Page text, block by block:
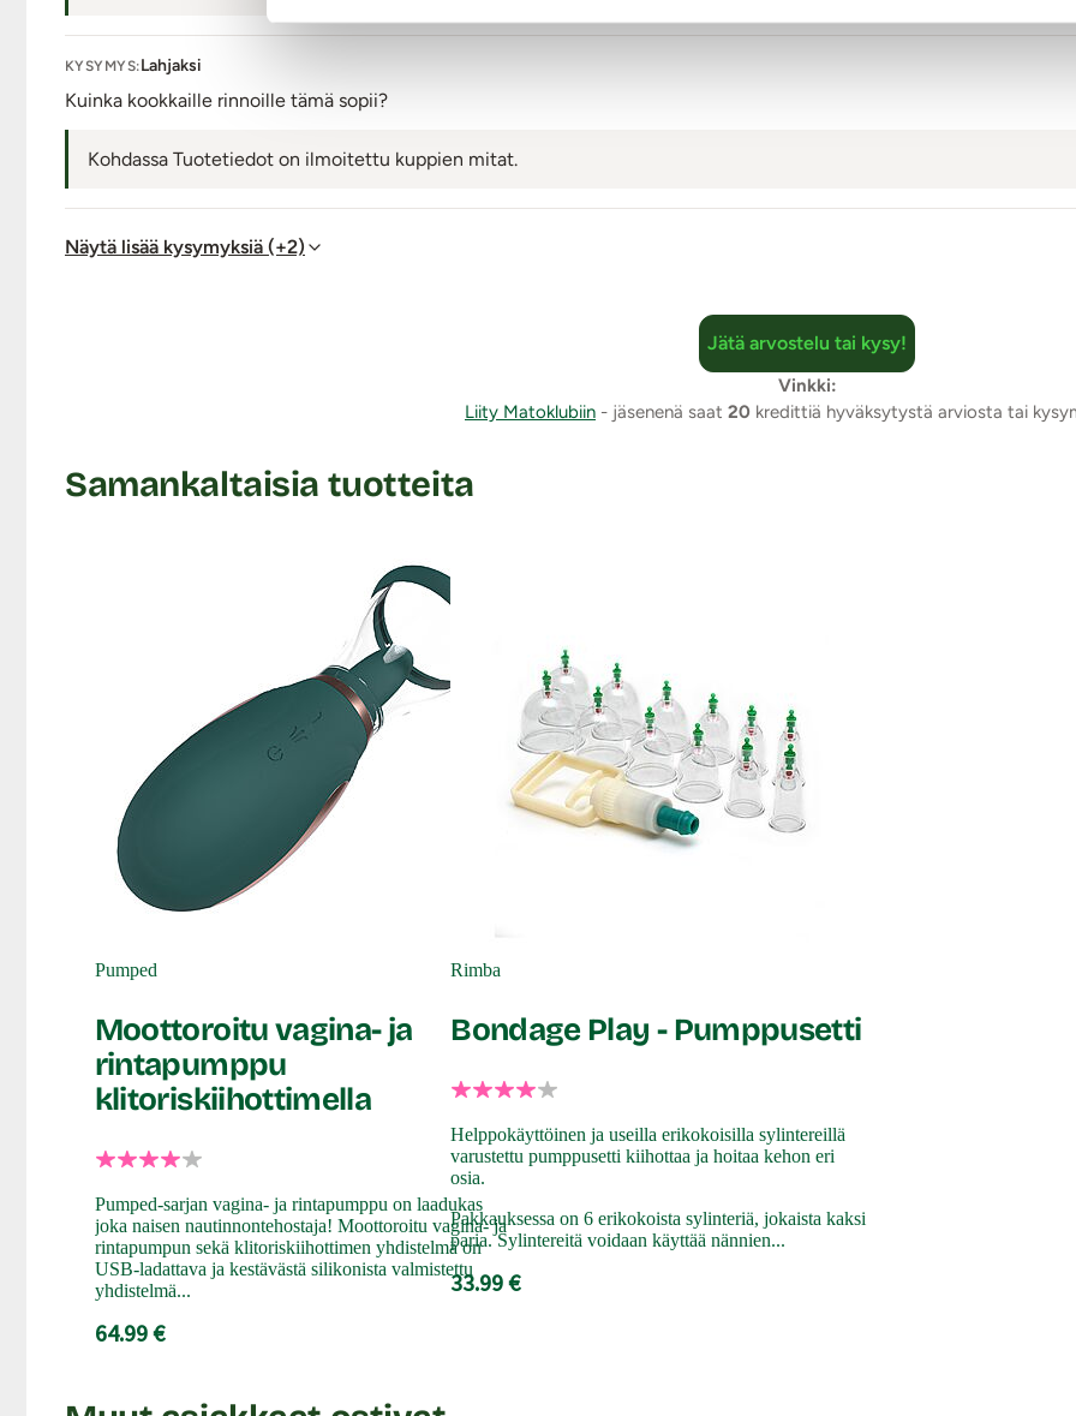
KYSYMYS:Lahjaksi
Kuinka kookkaille rinnoille tämä sopii?
Kohdassa Tuotetiedot on ilmoitettu kuppien mitat.
Näytä lisää kysymyksiä (+2)
Jätä arvostelu tai kysy!
Vinkki:
Liity Matoklubiin - jäsenenä saat 20 kredittiä hyväksytystä arviosta tai
Samankaltaisia tuotteita
Pumped
Moottoroitu vagina- ja
rintapumppu
klitoriskiihottimella
Pumped-sarjan vagina- ja rintapumppu on laadukas
joka naisen nautinnontehostaja! Moottoroitu vagina- ja
rintapumpun sekä klitoriskiihottimen yhdistelmä on
USB-ladattava ja kestävästä silikonista valmistettu
yhdistelmä...
64.99 €
Rimba
Bondage Play - Pumppusetti
Helppokäyttöinen ja useilla erikokoisilla sylintereillä
varustettu pumppusetti kiihottaa ja hoitaa kehon eri
osia.
Pakkauksessa on 6 erikokoista sylinteriä, jokaista kaksi
paria. Sylintereitä voidaan käyttää nännien...
33.99 €